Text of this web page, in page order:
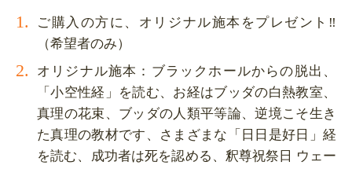
ご購入の方に、オリジナル施本をプレゼント‼
（希望者のみ）
オリジナル施本：ブラックホールからの脱出、
「小空性経」を読む、お経はブッダの白熱教室、
真理の花束、ブッダの人類平等論、逆境こそ生き
た真理の教材です、さまざまな「日日是好日」経
を読む、成功者は死を認める、釈尊祝祭日 ウェー